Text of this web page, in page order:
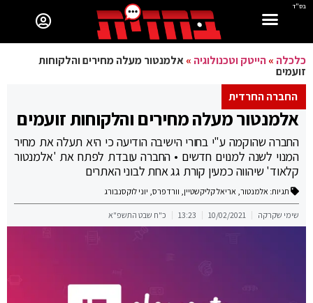
בס"ד
כלכלה »הייטק וטכנולוגיה »אלמנטור מעלה מחירים והלקוחות
זועמים
החברה החרדית
אלמנטור מעלה מחירים והלקוחות זועמים
החברה שהוקמה ע"י בחורי הישיבה הודיעה כי היא תעלה את מחיר
המנוי לשנה למנוים חדשים • החברה עובדת לפתח את 'אלמנטור
קלאוד' שיהווה כמעין קורת גג אחת לבוני האתרים
תגיות: אלמנטור, אריאל קליקשטיין, וורדפרס, יוני לוקסנבורג
שימי שקרקה 10/02/2021
13:23 כ"ח שבט התשפ"א